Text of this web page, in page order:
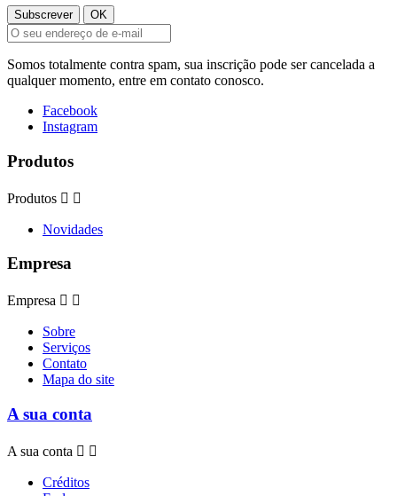
Somos totalmente contra spam, sua inscrição pode ser cancelada a
qualquer momento, entre em contato conosco.
Facebook
Instagram
Produtos
Produtos  
Novidades
Empresa
Empresa  
Sobre
Serviços
Contato
Mapa do site
A sua conta
A sua conta  
Créditos